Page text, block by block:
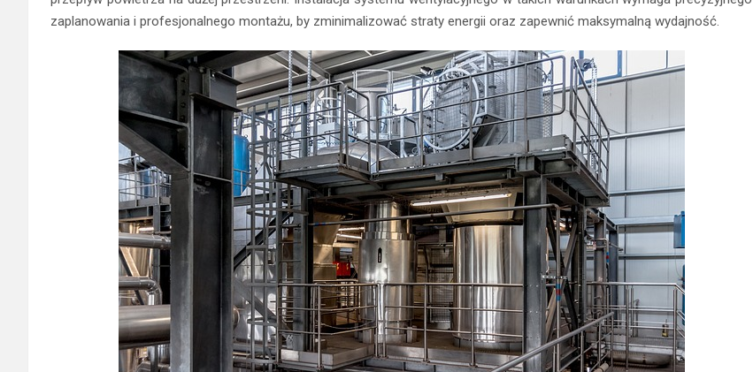
zaplanowania i profesjonalnego montażu, by zminimalizować straty energii oraz zapewnić maksymalną wydajność.